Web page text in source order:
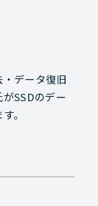
データ復旧
SSDのデー
。